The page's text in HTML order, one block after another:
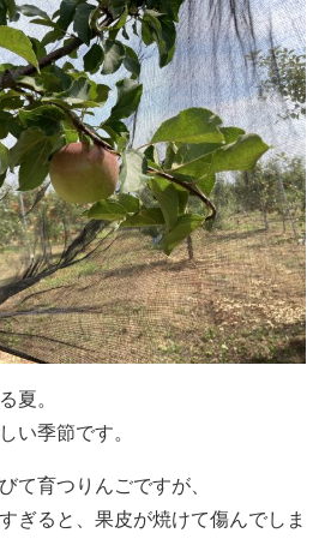
夏。
い季節です。
て育つりんごですが、
ぎると、果皮が焼けて傷んでしま